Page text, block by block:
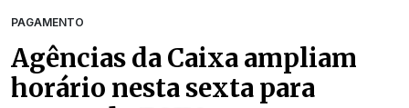
PAGAMENTO
Agências da Caixa ampliam
horário nesta sexta para